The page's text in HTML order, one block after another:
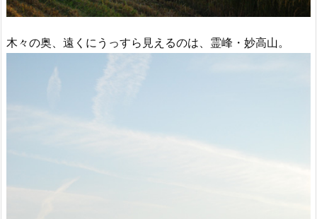
木々の奥、遠くにうっすら見えるのは、霊峰・妙高山。